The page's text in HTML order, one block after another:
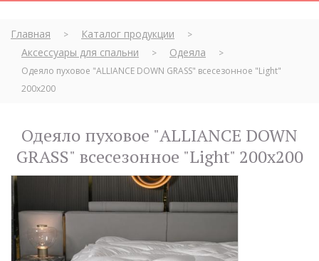
Главная > Каталог продукции >
Аксессуары для спальни > Одеяла
>
Одеяло пуховое "ALLIANCE DOWN GRASS" всесезонное "Light"
200х200
Одеяло пуховое "ALLIANCE DOWN
GRASS" всесезонное "Light" 200х200